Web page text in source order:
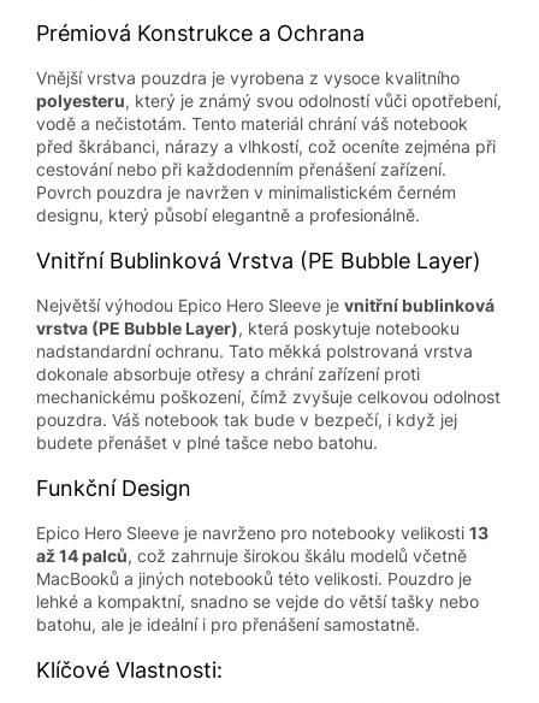
Prémiová Konstrukce a Ochrana
Vnější vrstva pouzdra je vyrobena z vysoce kvalitního
polyesteru, který je známý svou odolností vůči opotřebení,
vodě a nečistotám. Tento materiál chrání váš notebook
před škrábanci, nárazy a vlhkostí, což oceníte zejména při
cestování nebo při každodenním přenášení zařízení.
Povrch pouzdra je navržen v minimalistickém černém
designu, který působí elegantně a profesionálně.
Vnitřní Bublinková Vrstva (PE Bubble Layer)
Největší výhodou Epico Hero Sleeve je vnitřní bublinková
vrstva (PE Bubble Layer), která poskytuje notebooku
nadstandardní ochranu. Tato měkká polstrovaná vrstva
dokonale absorbuje otřesy a chrání zařízení proti
mechanickému poškození, čímž zvyšuje celkovou odolnost
pouzdra. Váš notebook tak bude v bezpečí, i když jej
budete přenášet v plné tašce nebo batohu.
Funkční Design
Epico Hero Sleeve je navrženo pro notebooky velikosti 13
až 14 palců, což zahrnuje širokou škálu modelů včetně
MacBooků a jiných notebooků této velikosti. Pouzdro je
lehké a kompaktní, snadno se vejde do větší tašky nebo
batohu, ale je ideální i pro přenášení samostatně.
Klíčové Vlastnosti: